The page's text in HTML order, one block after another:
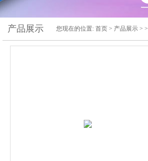
产品展示 您现在的位置: 首页 > 产品展示 > >